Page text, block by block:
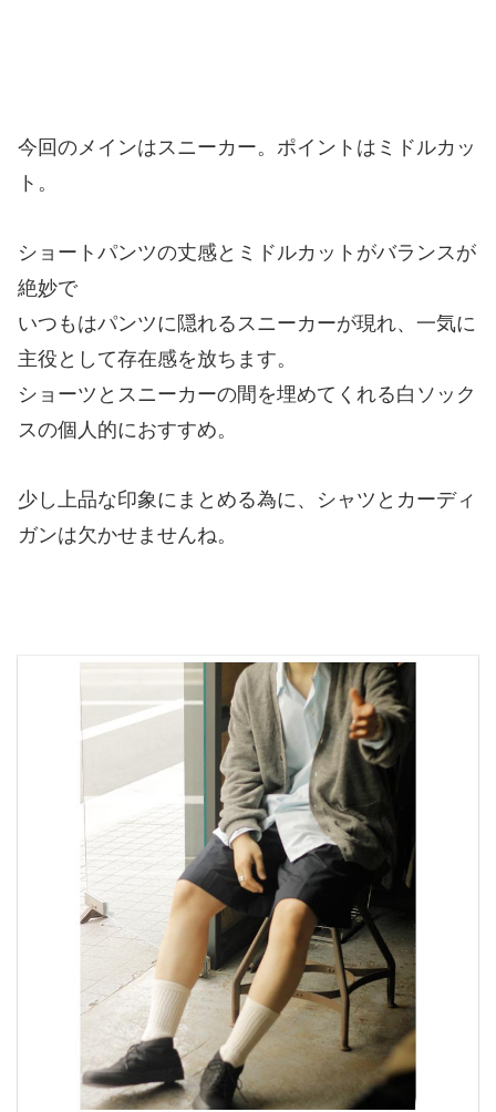
今回のメインはスニーカー。ポイントはミドルカッ
ト。
ショートパンツの丈感とミドルカットがバランスが
絶妙で
いつもはパンツに隠れるスニーカーが現れ、一気に
主役として存在感を放ちます。
ショーツとスニーカーの間を埋めてくれる白ソック
スの個人的におすすめ。
少し上品な印象にまとめる為に、シャツとカーディ
ガンは欠かせませんね。